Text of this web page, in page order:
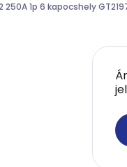
1p 6 kapocshely